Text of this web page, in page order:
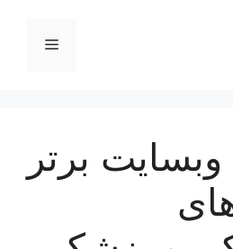
فهرست
معرفی 5 وبسایت برتر